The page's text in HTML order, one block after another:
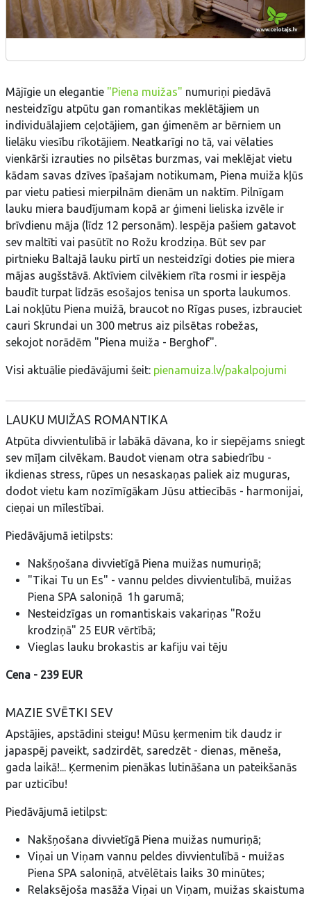
Mājīgie un elegantie "Piena muižas" numuriņi piedāvā
nesteidzīgu atpūtu gan romantikas meklētājiem un
individuālajiem ceļotājiem, gan ģimenēm ar bērniem un
lielāku viesību rīkotājiem. Neatkarīgi no tā, vai vēlaties
vienkārši izrauties no pilsētas burzmas, vai meklējat vietu
kādam savas dzīves īpašajam notikumam, Piena muiža kļūs
par vietu patiesi mierpilnām dienām un naktīm. Pilnīgam
lauku miera baudījumam kopā ar ģimeni lieliska izvēle ir
brīvdienu māja (līdz 12 personām). Iespēja pašiem gatavot
sev maltīti vai pasūtīt no Rožu krodziņa. Būt sev par
pirtnieku Baltajā lauku pirtī un nesteidzīgi doties pie miera
mājas augšstāvā. Aktīviem cilvēkiem rīta rosmi ir iespēja
baudīt turpat līdzās esošajos tenisa un sporta laukumos.
Lai nokļūtu Piena muižā, braucot no Rīgas puses, izbrauciet
cauri Skrundai un 300 metrus aiz pilsētas robežas,
sekojot norādēm "Piena muiža - Berghof".
Visi aktuālie piedāvājumi šeit: pienamuiza.lv/pakalpojumi
LAUKU MUIŽAS ROMANTIKA
Atpūta divvientulībā ir labākā dāvana, ko ir siepējams sniegt
sev mīļam cilvēkam. Baudot vienam otra sabiedrību -
ikdienas stress, rūpes un nesaskaņas paliek aiz muguras,
dodot vietu kam nozīmīgākam Jūsu attiecībās - harmonijai,
cieņai un mīlestībai.
Piedāvājumā ietilpsts:
Nakšņošana divvietīgā Piena muižas numuriņā;
"Tikai Tu un Es" - vannu peldes divvientulībā, muižas
Piena SPA saloniņā 1h garumā;
Nesteidzīgas un romantiskais vakariņas "Rožu
krodziņā" 25 EUR vērtībā;
Vieglas lauku brokastis ar kafiju vai tēju
Cena - 239 EUR
MAZIE SVĒTKI SEV
Apstājies, apstādini steigu! Mūsu ķermenim tik daudz ir
japaspēj paveikt, sadzirdēt, saredzēt - dienas, mēneša,
gada laikā!... Ķermenim pienākas lutināšana un pateikšanās
par uzticību!
Piedāvājumā ietilpst:
Nakšņošana divvietīgā Piena muižas numuriņā;
Viņai un Viņam vannu peldes divvientulībā - muižas
Piena SPA saloniņā, atvēlētais laiks 30 minūtes;
Relaksējoša masāža Viņai un Viņam, muižas skaistuma